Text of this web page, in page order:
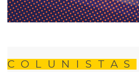
COLUNISTAS